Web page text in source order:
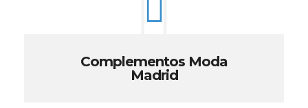
Complementos Moda
Madrid